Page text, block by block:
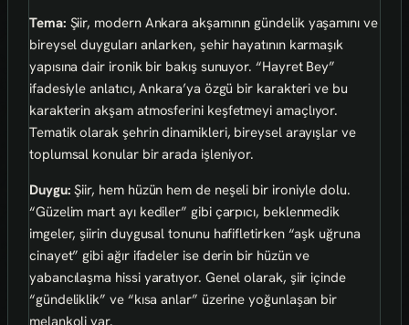
Tema: Şiir, modern Ankara akşamının gündelik yaşamını ve
bireysel duyguları anlarken, şehir hayatının karmaşık
yapısına dair ironik bir bakış sunuyor. “Hayret Bey”
ifadesiyle anlatıcı, Ankara’ya özgü bir karakteri ve bu
karakterin akşam atmosferini keşfetmeyi amaçlıyor.
Tematik olarak şehrin dinamikleri, bireysel arayışlar ve
toplumsal konular bir arada işleniyor.
Duygu: Şiir, hem hüzün hem de neşeli bir ironiyle dolu.
“Güzelim mart ayı kediler” gibi çarpıcı, beklenmedik
imgeler, şiirin duygusal tonunu hafifletirken “aşk uğruna
cinayet” gibi ağır ifadeler ise derin bir hüzün ve
yabancılaşma hissi yaratıyor. Genel olarak, şiir içinde
“gündeliklik” ve “kısa anlar” üzerine yoğunlaşan bir